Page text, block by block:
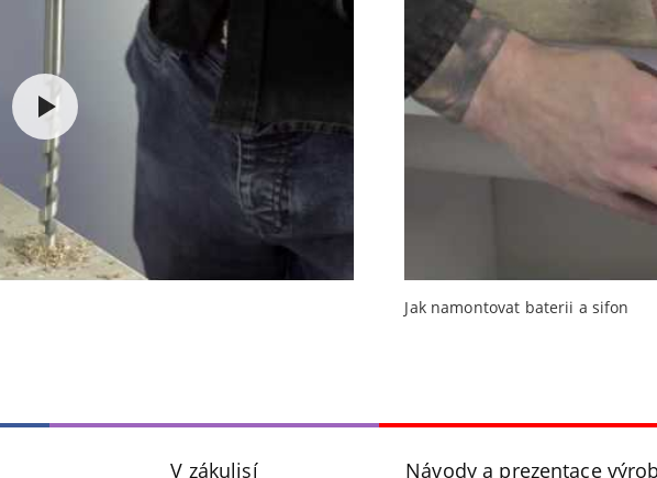
Jak namontovat baterii a sifon
V zákulisí Návody a prezentace